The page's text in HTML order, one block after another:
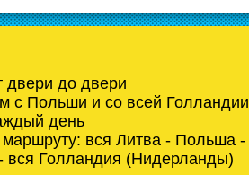
двери до двери
с Польши и со всей Голландии
день
вся Литва - Польша -
вся Голландия (Нидерланды)